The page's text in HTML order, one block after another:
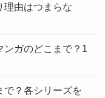
理由はつまらな
ンガのどこまで？1
で？各シリーズを